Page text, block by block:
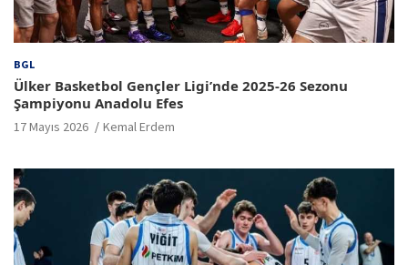
BGL
Ülker Basketbol Gençler Ligi’nde 2025-26 Sezonu
Şampiyonu Anadolu Efes
17 Mayıs 2026 Kemal Erdem